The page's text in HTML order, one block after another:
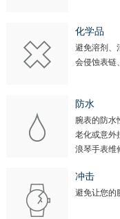
化学品
避免溶剂、
会侵蚀表链
防水
腕表的防水
老化或意外
浪琴手表维
冲击
避免让您的